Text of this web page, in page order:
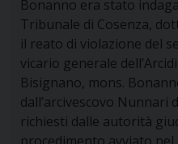
Bonanno era stato
Tribunale di Cosenza,
il reato di violazione del
vicario generale
Bisignano, mons.
dall’arcivescovo Nunnari
richiesti dalle autorità
procedimento avviato nel